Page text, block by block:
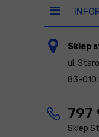
Sklep
ul.
83-010
797
Sklep